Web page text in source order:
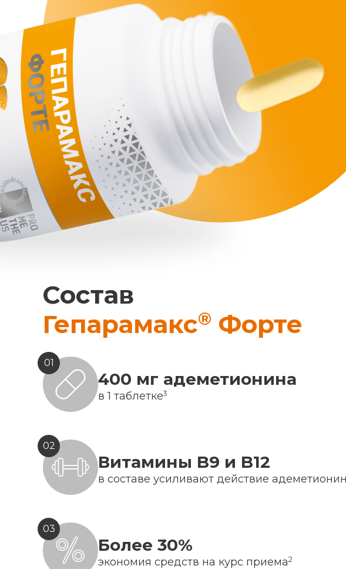
Состав
Гепарамакс® Форте
01
400 мг адеметионина
в 1 таблетке3
02
Витамины B9 и B12
в составе усиливают действие
03
Более 30%
экономия средств на курс приема2